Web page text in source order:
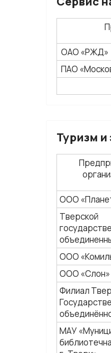
ОАО «РЖД»
ПАО
Туризм и
ООО
Тверской
ООО
ООО «Слон»
Филиал
МАУ